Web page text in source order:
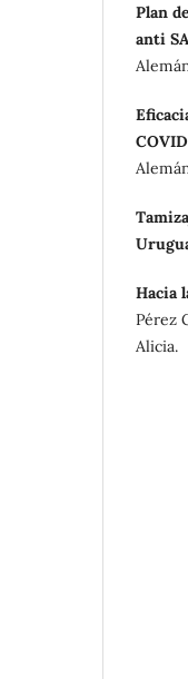
Plan
anti
Hacia
Pérez
Alicia.